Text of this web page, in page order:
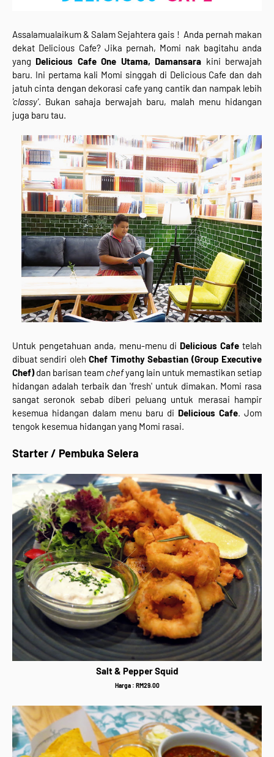
Assalamualaikum & Salam Sejahtera gais ! Anda pernah makan
dekat Delicious Cafe? Jika pernah, Momi nak bagitahu anda
yang Delicious Cafe One Utama, Damansara kini berwajah
baru. Ini pertama kali Momi singgah di Delicious Cafe dan dah
jatuh cinta dengan dekorasi cafe yang cantik dan nampak lebih
'classy'. Bukan sahaja berwajah baru, malah menu hidangan
juga baru tau.
Untuk pengetahuan anda, menu-menu di Delicious Cafetelah
dibuat sendiri olehChef Timothy Sebastian (Group Executive
Chef)dan barisan team chefyang lain untuk memastikan setiap
hidangan adalah terbaik dan 'fresh' untuk dimakan. Momi rasa
sangat seronok sebab diberi peluang untuk merasai hampir
kesemua hidangan dalam menu baru di Delicious Cafe. Jom
tengok kesemua hidangan yang Momi rasai.
Starter / Pembuka Selera
Salt & Pepper Squid
Harga : RM29.00